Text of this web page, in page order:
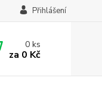
Přihlášení
0ks
za 0 Kč